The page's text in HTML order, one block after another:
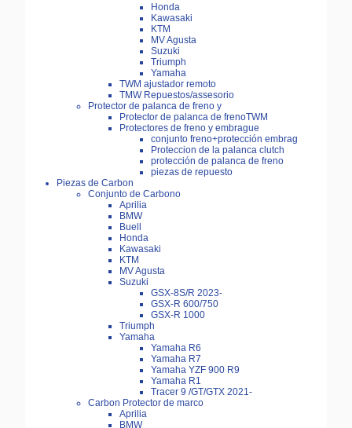
Honda
Kawasaki
KTM
MV Agusta
Suzuki
Triumph
Yamaha
TWM ajustador remoto
TMW Repuestos/assesorio
Protector de palanca de freno y
Protector de palanca de frenoTWM
Protectores de freno y embrague
conjunto freno+protección embrag
Proteccion de la palanca clutch
protección de palanca de freno
piezas de repuesto
Piezas de Carbon
Conjunto de Carbono
Aprilia
BMW
Buell
Honda
Kawasaki
KTM
MV Agusta
Suzuki
GSX-8S/R 2023-
GSX-R 600/750
GSX-R 1000
Triumph
Yamaha
Yamaha R6
Yamaha R7
Yamaha YZF 900 R9
Yamaha R1
Tracer 9 /GT/GTX 2021-
Carbon Protector de marco
Aprilia
BMW